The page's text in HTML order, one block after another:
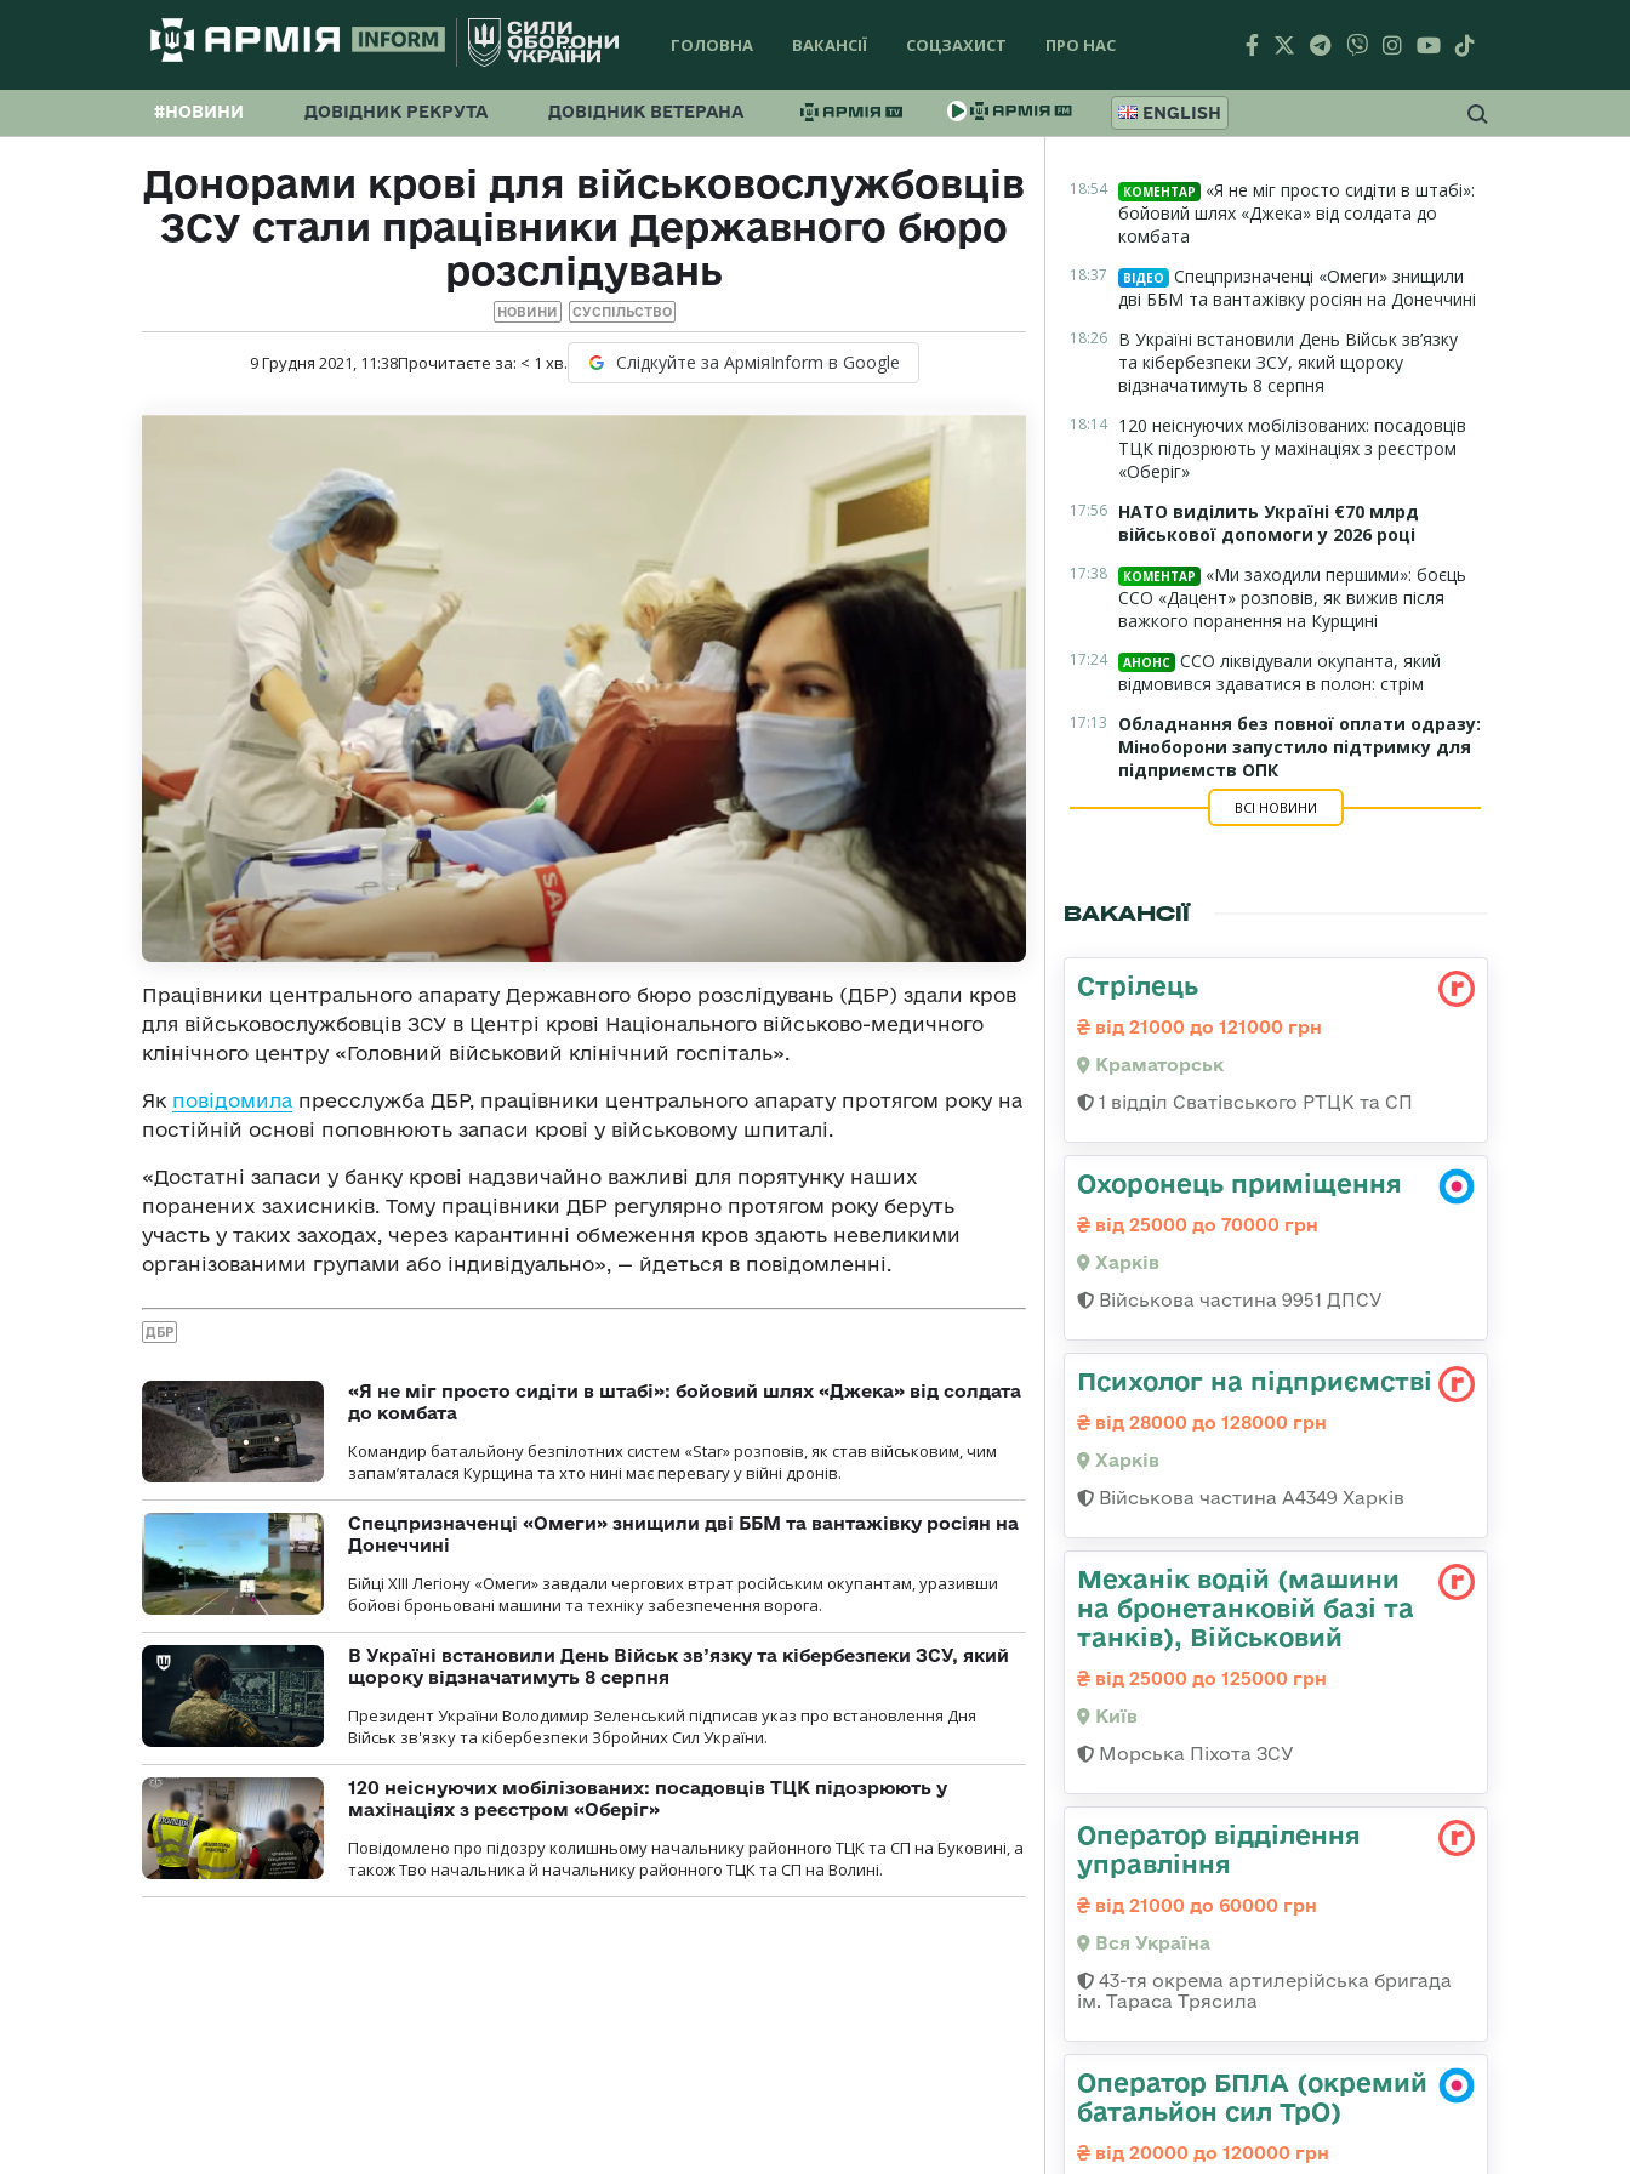
ГОЛОВНА ВАКАНСІЇ СОЦЗАХИСТ ПРО НАС
#НОВИНИ ДОВІДНИК РЕКРУТА ДОВІДНИК ВЕТЕРАНА ENGLISH
Донорами крові для військовослужбовців
ЗСУ стали працівники Державного бюро
розслідувань
НОВИНИ СУСПІЛЬСТВО
9 Грудня 2021, 11:38Прочитаєте за: < 1 хв. Слідкуйте за АрміяInform в Google
Працівники центрального апарату Державного бюро розслідувань (ДБР) здали кров
для військовослужбовців ЗСУ в Центрі крові Національного військово-медичного
клінічного центру «Головний військовий клінічний госпіталь».
Як повідомила пресслужба ДБР, працівники центрального апарату протягом року на
постійній основі поповнюють запаси крові у військовому шпиталі.
«Достатні запаси у банку крові надзвичайно важливі для порятунку наших
поранених захисників. Тому працівники ДБР регулярно протягом року беруть
участь у таких заходах, через карантинні обмеження кров здають невеликими
організованими групами або індивідуально», — йдеться в повідомленні.
ДБР
«Я не міг просто сидіти в штабі»: бойовий шлях «Джека» від солдата
до комбата
Командир батальйону безпілотних систем «Star» розповів, як став військовим, чим
запам’яталася Курщина та хто нині має перевагу у війні дронів.
Спецпризначенці «Омеги» знищили дві ББМ та вантажівку росіян на
Донеччині
Бійці ХІІІ Легіону «Омеги» завдали чергових втрат російським окупантам, уразивши
бойові броньовані машини та техніку забезпечення ворога.
В Україні встановили День Військ зв’язку та кібербезпеки ЗСУ, який
щороку відзначатимуть 8 серпня
Президент України Володимир Зеленський підписав указ про встановлення Дня
Військ зв'язку та кібербезпеки Збройних Сил України.
120 неіснуючих мобілізованих: посадовців ТЦК підозрюють у
махінаціях з реєстром «Оберіг»
Повідомлено про підозру колишньому начальнику районного ТЦК та СП на Буковині, а
також Тво начальника й начальнику районного ТЦК та СП на Волині.
18:54 КОМЕНТАР
«Я не міг просто сидіти в штабі»:
бойовий шлях «Джека» від солдата до
комбата
18:37 ВІДЕО
Спецпризначенці «Омеги» знищили
дві ББМ та вантажівку росіян на Донеччині
18:26 В Україні встановили День Військ зв’язку
та кібербезпеки ЗСУ, який щороку
відзначатимуть 8 серпня
18:14 120 неіснуючих мобілізованих: посадовців
ТЦК підозрюють у махінаціях з реєстром
«Оберіг»
17:56 НАТО виділить Україні €70 млрд
військової допомоги у 2026 році
17:38 КОМЕНТАР
«Ми заходили першими»: боєць
ССО «Дацент» розповів, як вижив після
важкого поранення на Курщині
17:24 АНОНС ССО ліквідували окупанта, який
відмовився здаватися в полон: стрім
17:13
Обладнання без повної оплати одразу:
Міноборони запустило підтримку для
підприємств ОПК
ВСІ НОВИНИ
ВАКАНСІЇ
Стрілець
від 21000 до 121000 грн
Краматорськ
1 відділ Сватівського РТЦК та СП
Охоронець приміщення
від 25000 до 70000 грн
Харків
Військова частина 9951 ДПСУ
Психолог на підприємстві
від 28000 до 128000 грн
Харків
Військова частина А4349 Харків
Механік водій (машини
на бронетанковій базі та
танків), Військовий
від 25000 до 125000 грн
Київ
Морська Піхота ЗСУ
Оператор відділення
управління
від 21000 до 60000 грн
Вся Україна
43-тя окрема артилерійська бригада
ім. Тараса Трясила
Оператор БПЛА (окремий
батальйон сил ТрО)
від 20000 до 120000 грн